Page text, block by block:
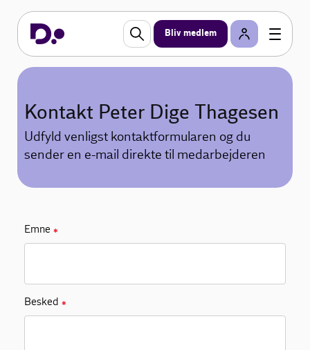
Bliv medlem
Kontakt Peter Dige Thagesen
Udfyld venligst kontaktformularen og du
sender en e-mail direkte til medarbejderen
Emne ✱
Besked ✱